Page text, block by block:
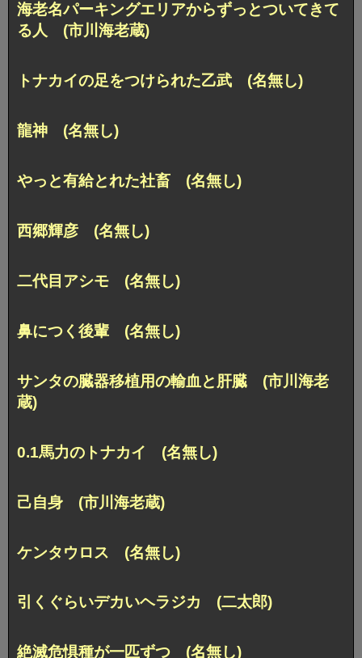
海老名パーキングエリアからずっとついてきて
る人 (市川海老蔵)
トナカイの足をつけられた乙武 (名無し)
龍神 (名無し)
やっと有給とれた社畜 (名無し)
西郷輝彦 (名無し)
二代目アシモ (名無し)
鼻につく後輩 (名無し)
サンタの臓器移植用の輸血と肝臓 (市川海老
蔵)
0.1馬力のトナカイ (名無し)
己自身 (市川海老蔵)
ケンタウロス (名無し)
引くぐらいデカいヘラジカ (二太郎)
絶滅危惧種が一匹ずつ (名無し)